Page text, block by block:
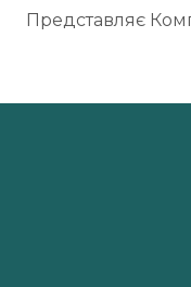
Представляє